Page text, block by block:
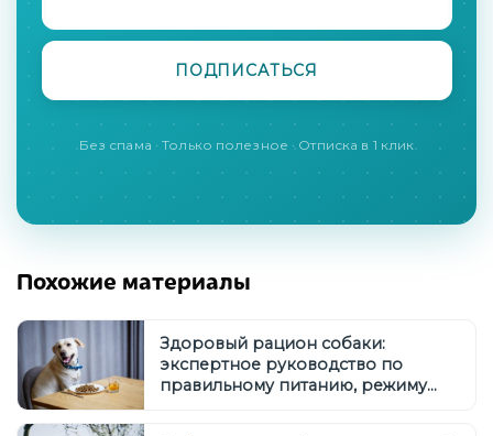
Без спама · Только полезное · Отписка в 1 клик
Похожие материалы
Здоровый рацион собаки:
экспертное руководство по
правильному питанию, режиму